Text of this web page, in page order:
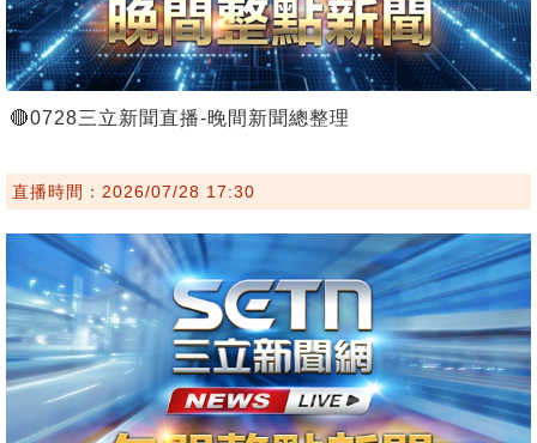
🔴0728三立新聞直播-晚間新聞總整理
直播時間：2026/07/28 17:30